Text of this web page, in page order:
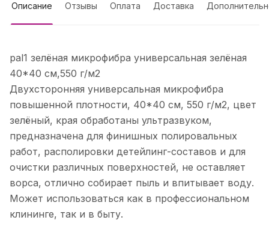
Описание Отзывы Оплата Доставка
pal1 зелёная микрофибра универсальная зелёная
40*40 см,550 г/м2
Двухсторонняя универсальная микрофибра
повышенной плотности, 40*40 см, 550 г/м2, цвет
зелёный, края обработаны ультразвуком,
предназначена для финишных полировальных
работ, располировки детейлинг-составов и для
очистки различных поверхностей, не оставляет
ворса, отлично собирает пыль и впитывает воду.
Может использоваться как в профессиональном
клининге, так и в быту.